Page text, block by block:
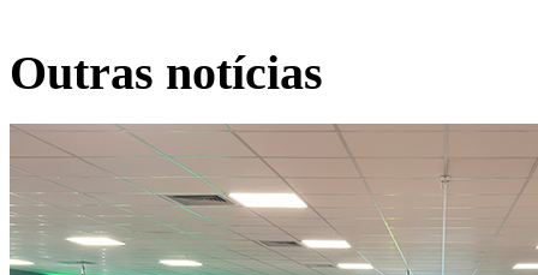
Outras notícias